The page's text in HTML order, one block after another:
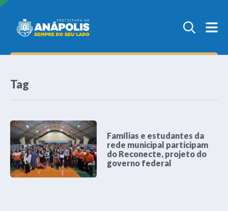
Tag
Famílias e estudantes da
rede municipal participam
do Reconecte, projeto do
governo federal